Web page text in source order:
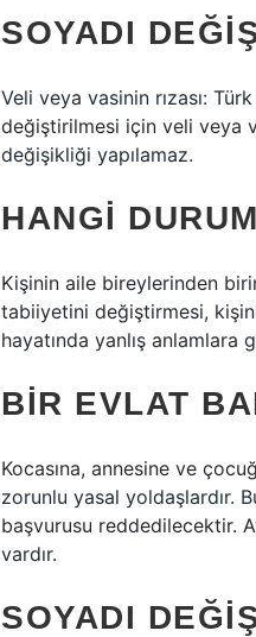
SOYADI
Veli veya vasinin rızası:
değiştirilmesi için veli veya
değişikliği yapılamaz.
HANGI
Kişinin aile bireylerinden
tabiiyetini değiştirmesi,
hayatında yanlış
BIR EVLAT
Kocasına, annesine ve
zorunlu yasal yoldaşlardır.
başvurusu reddedilecektir.
vardır.
SOYADI